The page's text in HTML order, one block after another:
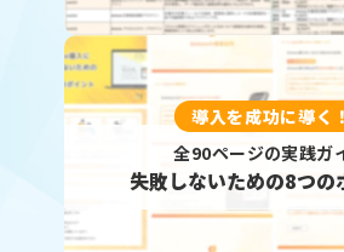
導入を成功に導く！
全90ページの実践ガ
失敗しないための8つの